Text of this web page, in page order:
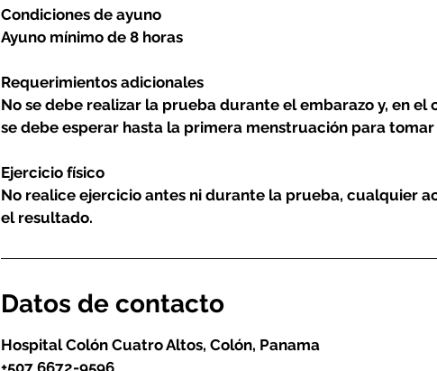
Condiciones de ayuno
Ayuno mínimo de 8 horas
Requerimientos adicionales
No se debe realizar la prueba durante el embarazo y, en el
se debe esperar hasta la primera menstruación para
Ejercicio físico
No realice ejercicio antes ni durante la prueba, cualquier
el resultado.
Datos de contacto
Hospital Colón Cuatro Altos, Colón, Panama
+507 6672-9596